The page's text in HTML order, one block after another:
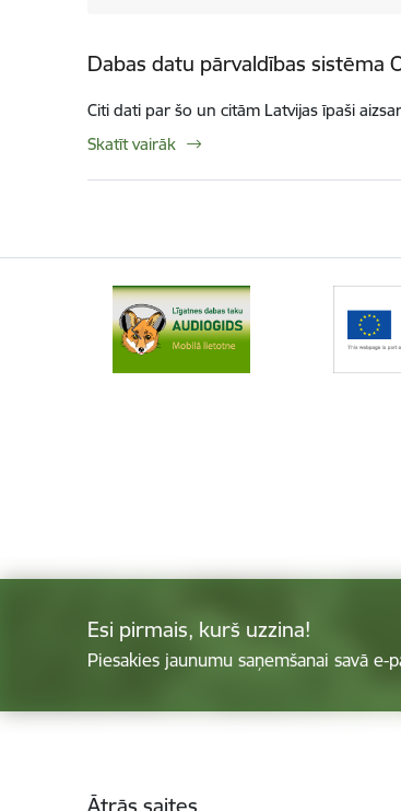
Dabas datu pārvaldības sistēma
Citi dati par šo un citām Latvijas īpaši
Skatīt vairāk
Esi pirmais, kurš uzzina!
Piesakies jaunumu saņemšanai savā e-
Ātrās saites